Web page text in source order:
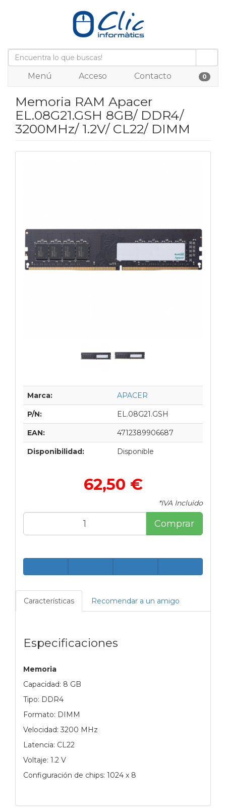
Menú Acceso Contacto 0
Memoria RAM Apacer
EL.08G21.GSH 8GB/ DDR4/
3200MHz/ 1.2V/ CL22/ DIMM
Marca: APACER
P/N: EL.08G21.GSH
EAN: 4712389906687
Disponibilidad: Disponible
62,50 €
*IVA Incluido
Comprar
Características Recomendar a un amigo
Especificaciones
Memoria
Capacidad: 8 GB
Tipo: DDR4
Formato: DIMM
Velocidad: 3200 MHz
Latencia: CL22
Voltaje: 1.2 V
Configuración de chips: 1024 x 8